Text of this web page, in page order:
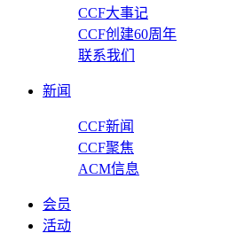
CCF大事记
CCF创建60周年
联系我们
新闻
CCF新闻
CCF聚焦
ACM信息
会员
活动